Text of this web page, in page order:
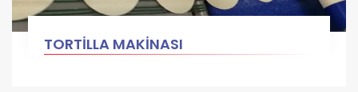
TORTİLLA MAKİNASI